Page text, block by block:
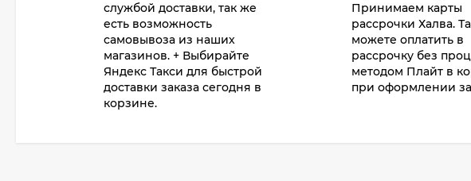
службой доставки, так же
есть возможность
самовывоза из наших
магазинов. + Выбирайте
Яндекс Такси для быстрой
доставки заказа сегодня в
корзине.
Принимаем карты
рассрочки Халва.
можете оплатить в
рассрочку без
методом Плайт в
при оформлении